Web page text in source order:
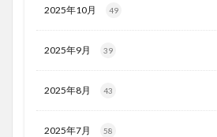
2025年10月 49
2025年9月 39
2025年8月 43
2025年7月 58